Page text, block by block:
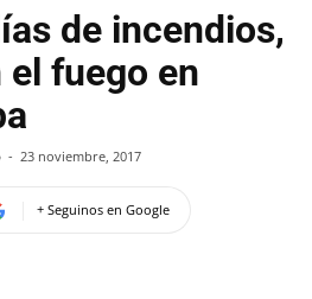
de incendios,
fuego en
- 23 noviembre, 2017
+ Seguinos en Google